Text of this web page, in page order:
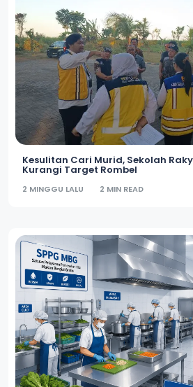
Kesulitan Cari Murid, Sekolah
Kurangi Target Rombel
2 MINGGU LALU 2 MIN READ